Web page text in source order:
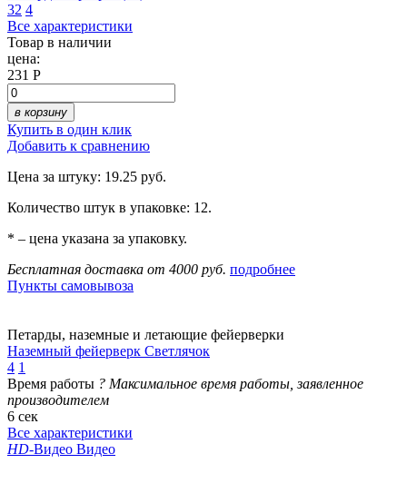
32 4
Все характеристики
Товар в наличии
цена:
231 Р
в корзину
Купить в один клик
Добавить к сравнению
Цена за штуку: 19.25 руб.
Количество штук в упаковке: 12.
* – цена указана за упаковку.
Бесплатная доставка от 4000 руб. подробнее
Пункты самовывоза
Петарды, наземные и летающие фейерверки
Наземный фейерверк Светлячок
4 1
Время работы ? Максимальное время работы, заявленное
производителем
6 сек
Все характеристики
HD-Видео Видео